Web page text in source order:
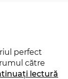
perfect
către
Există
lectură